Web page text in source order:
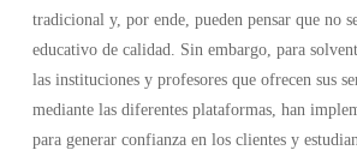
tradicional y, por ende, pueden pensar que no
educativo de calidad. Sin embargo, para
las instituciones y profesores que ofrecen sus
mediante las diferentes plataformas, han
para generar confianza en los clientes y